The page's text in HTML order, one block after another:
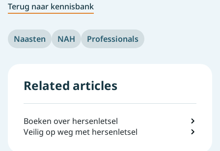
Terug naar kennisbank
Naasten NAH Professionals
Related articles
Boeken over hersenletsel
Veilig op weg met hersenletsel